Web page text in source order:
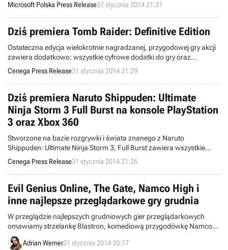
Microsoft Polska Press Release31 stycznia 2014 21:37
Dziś premiera Tomb Raider: Definitive Edition
Ostateczna edycja wielokrotnie nagradzanej, przygodowej gry akcji
zawiera dodatkowo: wszystkie cyfrowe dodatki do gry oraz
elektroniczną wersję komiksu Dark Horse, mini albumu z grafikami
firmy Brady Games, a także dokumentalny materiał wideo z
developerami „Final Hours”.
Cenega Press Release31 stycznia 2014 21:29
Dziś premiera Naruto Shippuden: Ultimate
Ninja Storm 3 Full Burst na konsole PlayStation
3 oraz Xbox 360
Stworzone na bazie rozgrywki i świata znanego z Naruto
Shippuden: Ultimate Ninja Storm 3, Full Burst zawiera wszystkie
dotychczasowe postacie, wybór 38 strojów z dodatków do
poprzedniej gry, a także wprowadza postać Kabuto w trybie SAGE w
nowym rozdziale gry!
Cenega Press Release31 stycznia 2014 21:26
Evil Genius Online, The Gate, Namco High i
inne najlepsze przeglądarkowe gry grudnia
W przeglądzie najlepszych grudniowych gier przeglądarkowych
omawiamy strzelankę Blastron, komediową przygodówkę Namco
High, strategie Ninja Kingdom oraz Sochi 2014: Olympic Games
Resort, symulator myśliwego Deer Hunter 2014, karciankę The Gate
Adrian Werner31 stycznia 2014 20:17